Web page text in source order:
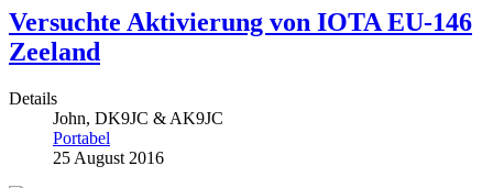
Versuchte Aktivierung von IOTA EU-146
Zeeland
Details
John, DK9JC & AK9JC
Portabel
25 August 2016